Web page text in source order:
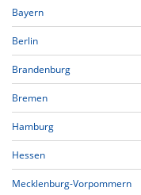
Bayern
Berlin
Brandenburg
Bremen
Hamburg
Hessen
Mecklenburg-Vorpommern